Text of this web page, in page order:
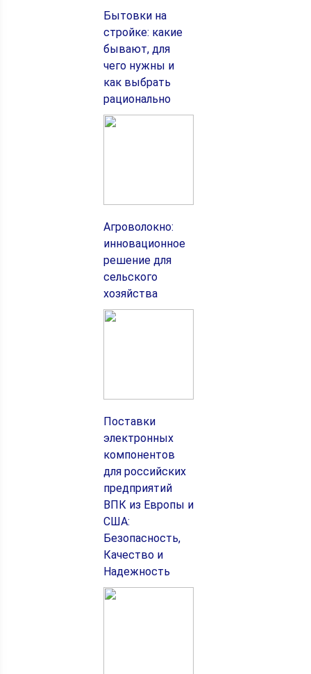
Бытовки на
стройке: какие
бывают, для
чего нужны и
как выбрать
рационально
Агроволокно:
инновационное
решение для
сельского
хозяйства
Поставки
электронных
компонентов
для российских
предприятий
ВПК из Европы и
США:
Безопасность,
Качество и
Надежность